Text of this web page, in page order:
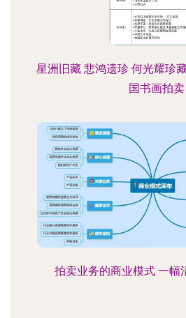
星洲旧藏 悲鸿遗珍 何光耀珍
国书画拍卖
拍卖业务的商业模式 一幅